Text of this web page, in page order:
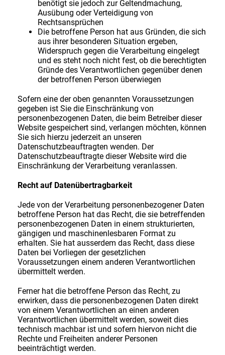
benötigt sie jedoch zur Geltendmachung,
Ausübung oder Verteidigung von
Rechtsansprüchen
Die betroffene Person hat aus Gründen, die sich
aus ihrer besonderen Situation ergeben,
Widerspruch gegen die Verarbeitung eingelegt
und es steht noch nicht fest, ob die berechtigten
Gründe des Verantwortlichen gegenüber denen
der betroffenen Person überwiegen
Sofern eine der oben genannten Voraussetzungen
gegeben ist Sie die Einschränkung von
personenbezogenen Daten, die beim Betreiber dieser
Website gespeichert sind, verlangen möchten, können
Sie sich hierzu jederzeit an unseren
Datenschutzbeauftragten wenden. Der
Datenschutzbeauftragte dieser Website wird die
Einschränkung der Verarbeitung veranlassen.
Recht auf Datenübertragbarkeit
Jede von der Verarbeitung personenbezogener Daten
betroffene Person hat das Recht, die sie betreffenden
personenbezogenen Daten in einem strukturierten,
gängigen und maschinenlesbaren Format zu
erhalten. Sie hat ausserdem das Recht, dass diese
Daten bei Vorliegen der gesetzlichen
Voraussetzungen einem anderen Verantwortlichen
übermittelt werden.
Ferner hat die betroffene Person das Recht, zu
erwirken, dass die personenbezogenen Daten direkt
von einem Verantwortlichen an einen anderen
Verantwortlichen übermittelt werden, soweit dies
technisch machbar ist und sofern hiervon nicht die
Rechte und Freiheiten anderer Personen
beeinträchtigt werden.